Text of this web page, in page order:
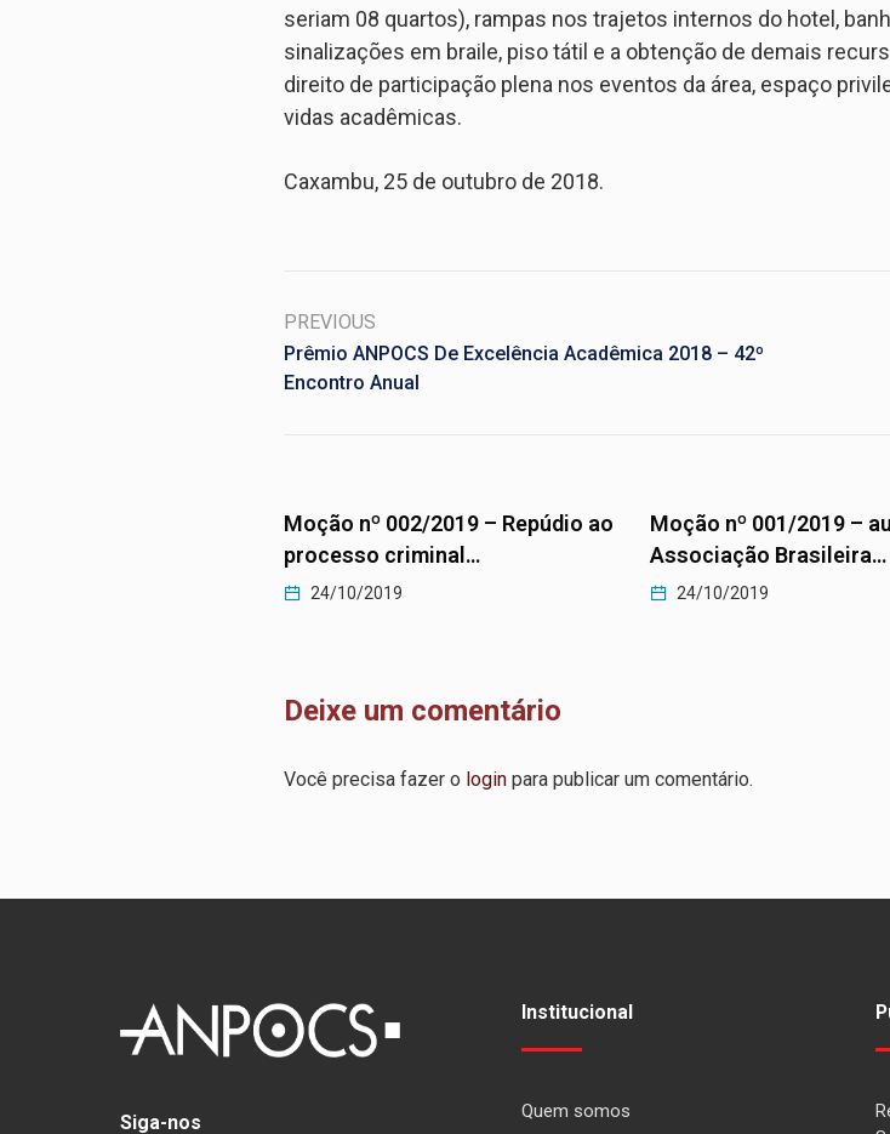
seriam 08 quartos), rampas nos trajetos internos do hotel,
sinalizações em braile, piso tátil e a obtenção de demais
direito de participação plena nos eventos da área, espaço
vidas acadêmicas.
Caxambu, 25 de outubro de 2018.
PREVIOUS
Prêmio ANPOCS De Excelência Acadêmica 2018 – 42º
Encontro Anual
Moção nº 002/2019 – Repúdio ao
processo criminal…
24/10/2019
Moção nº 001/2019 –
Associação Brasileira…
24/10/2019
Deixe um comentário
Você precisa fazer o login para publicar um comentário.
Siga-nos
Institucional
Quem somos